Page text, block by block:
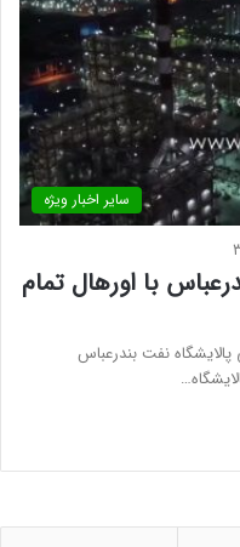
سایر اخبار ویژه
با اورهال تمام
نفت بندرعباس